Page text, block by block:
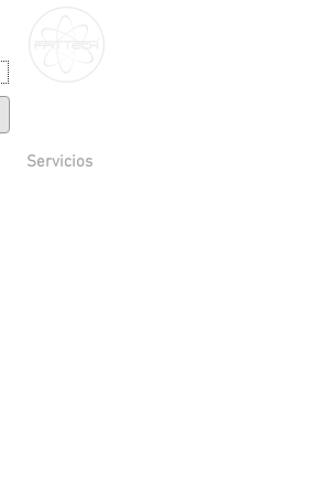
Servicios